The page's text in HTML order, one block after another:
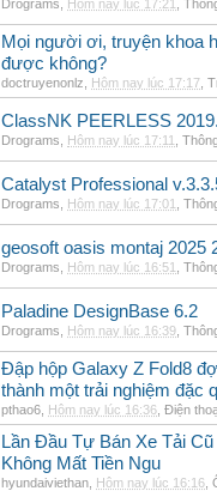
Drograms Hôm nay lúc 17:21
Mọi người ơi, truyện khoa
được không?
doctruyenonlz Hôm nay lúc 17:17
ClassNK PEERLESS
Drograms Hôm nay lúc 17:11
Catalyst Professional
Drograms Hôm nay lúc 17:01
geosoft oasis montaj 2025
Drograms Hôm nay lúc 16:51
Paladine DesignBase 6.2
Drograms Hôm nay lúc 16:39
Đập hộp Galaxy Z Fold8
thành một trải nghiệm đặc
pthao6 Hôm nay lúc 16:36 Điện
Lần Đầu Tự Bán Xe Tải
Không Mất Tiền Ngu
hyundaiviethan Hôm nay lúc 16:16